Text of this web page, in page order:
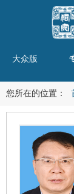
大众版
您所在的位置：